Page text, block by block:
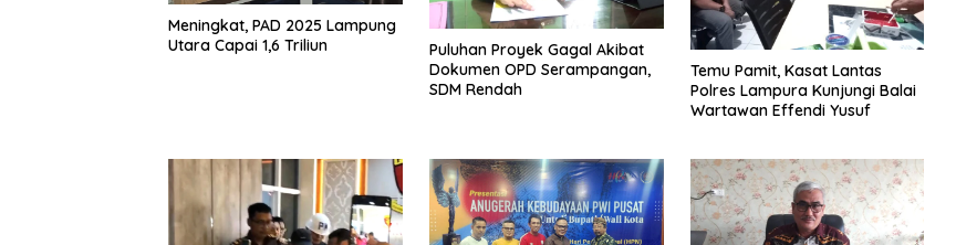
Meningkat, PAD 2025 Lampung
Utara Capai 1,6 Triliun
Puluhan Proyek Gagal Akibat
Dokumen OPD Serampangan,
SDM Rendah
Temu Pamit, Kasat Lantas
Polres Lampura Kunjungi Balai
Wartawan Effendi Yusuf